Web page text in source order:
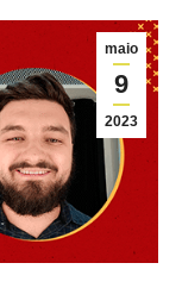
maio
9
2023